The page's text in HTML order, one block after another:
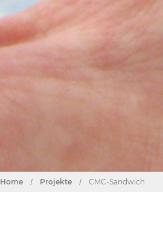
Home / Projekte / CMC-Sandwich